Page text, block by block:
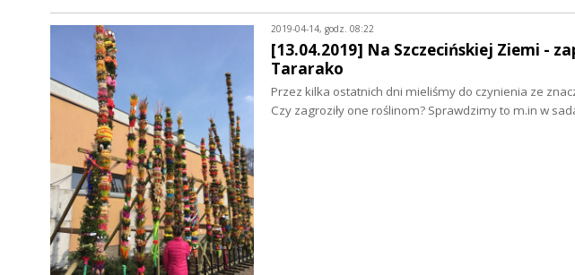
2019-04-14, godz. 08:22
[13.04.2019] Na Szczecińskiej Ziemi -
Tararako
Przez kilka ostatnich dni mieliśmy do czynienia ze
Czy zagroziły one roślinom? Sprawdzimy to m.in w